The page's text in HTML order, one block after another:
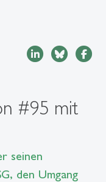
#95 mit
seinen
den Umgang